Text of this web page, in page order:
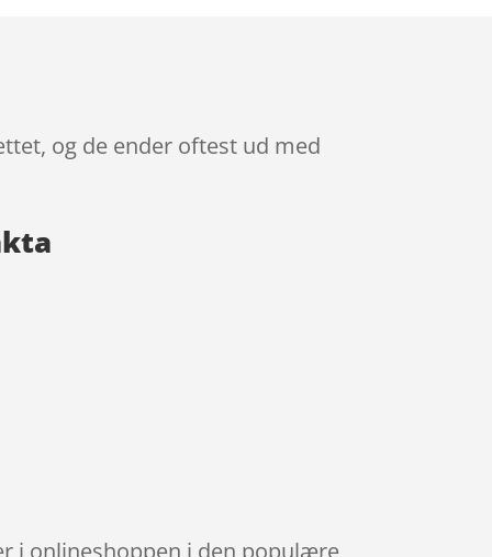
og de ender oftest ud med
i onlineshoppen i den populære